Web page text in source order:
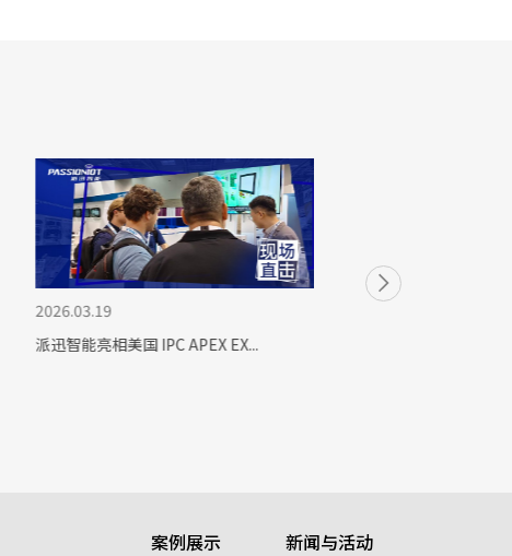
2026.03.19
派迅智能亮相美国 IPC APEX EX...
案例展示 新闻与活动